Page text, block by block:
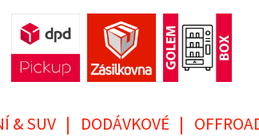
& SUV | DODÁVKOVÉ |